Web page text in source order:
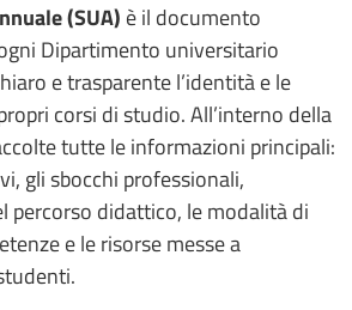
(SUA) è il documento
Dipartimento universitario
e trasparente l’identità e le
corsi di studio. All’interno della
tutte le informazioni principali:
gli sbocchi professionali,
percorso didattico, le modalità di
e le risorse messe a